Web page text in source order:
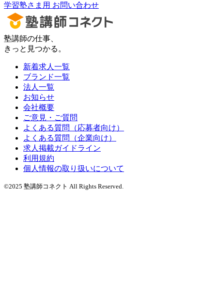
学習塾さま用 お問い合わせ
塾講師の仕事、
きっと見つかる。
新着求人一覧
ブランド一覧
法人一覧
お知らせ
会社概要
ご意見・ご質問
よくある質問（応募者向け）
よくある質問（企業向け）
求人掲載ガイドライン
利用規約
個人情報の取り扱いについて
©2025 塾講師コネクト All Rights Reserved.